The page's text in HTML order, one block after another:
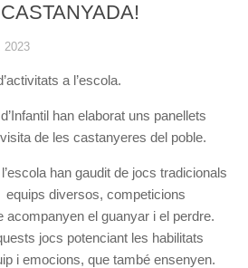
2023
a l’escola.
han elaborat uns panellets
de les castanyeres del poble.
han gaudit de jocs tradicionals
diversos, competicions
acompanyen el guanyar i el perdre.
jocs potenciant les habilitats
i emocions, que també ensenyen.